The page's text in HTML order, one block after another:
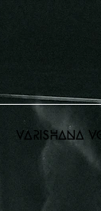
VARISHANA